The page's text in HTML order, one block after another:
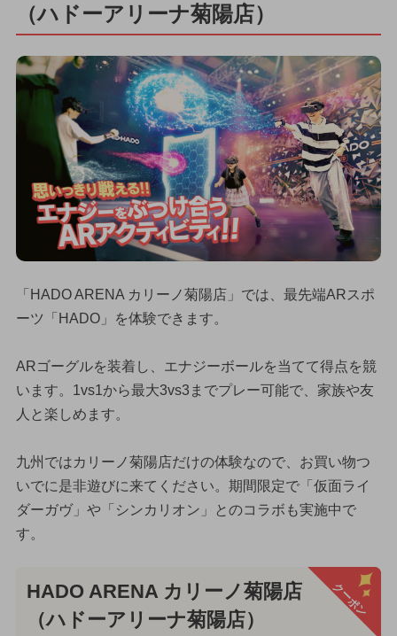
（ハドーアリーナ菊陽店）
「HADO ARENA カリーノ菊陽店」では、最先端ARスポ
ーツ「HADO」を体験できます。
ARゴーグルを装着し、エナジーボールを当てて得点を競
います。1vs1から最大3vs3までプレー可能で、家族や友
人と楽しめます。
九州ではカリーノ菊陽店だけの体験なので、お買い物つ
いでに是非遊びに来てください。期間限定で「仮面ライ
ダーガヴ」や「シンカリオン」とのコラボも実施中で
す。
クーポン
HADO ARENA カリーノ菊陽店
（ハドーアリーナ菊陽店）